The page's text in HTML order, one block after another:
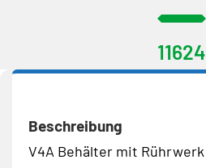
11624
Beschreibung
V4A Behälter mit Rührwerk